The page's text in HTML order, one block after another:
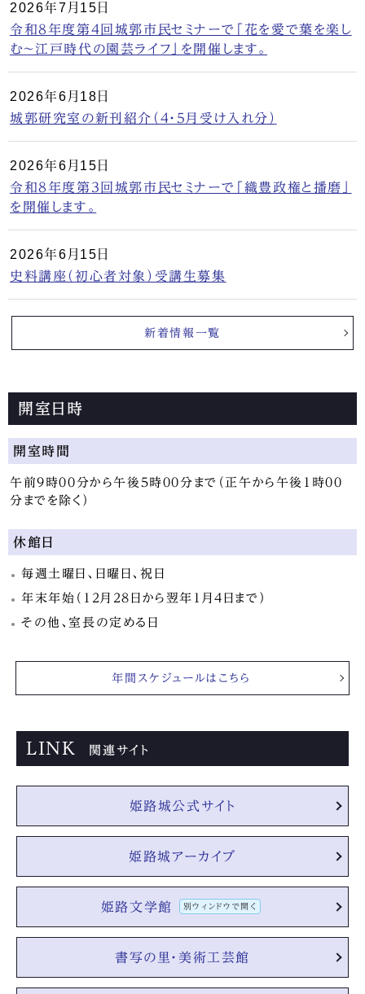
2026年7月15日
令和8年度第4回城郭市民セミナーで「花を愛で葉を楽し
む～江戸時代の園芸ライフ」を開催します。
2026年6月18日
城郭研究室の新刊紹介（4・5月受け入れ分）
2026年6月15日
令和8年度第3回城郭市民セミナーで「織豊政権と播磨」
を開催します。
2026年6月15日
史料講座（初心者対象）受講生募集
新着情報一覧
開室日時
開室時間
午前9時00分から午後5時00分まで（正午から午後1時00
分までを除く）
休館日
毎週土曜日、日曜日、祝日
年末年始（12月28日から翌年1月4日まで）
その他、室長の定める日
年間スケジュールはこちら
LINK 関連サイト
姫路城公式サイト
姫路城アーカイブ
姫路文学館 別ウィンドウで開く
書写の里・美術工芸館